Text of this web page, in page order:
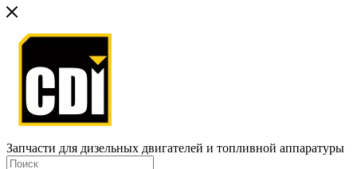
Запчасти для дизельных двигателей и топливной аппаратуры